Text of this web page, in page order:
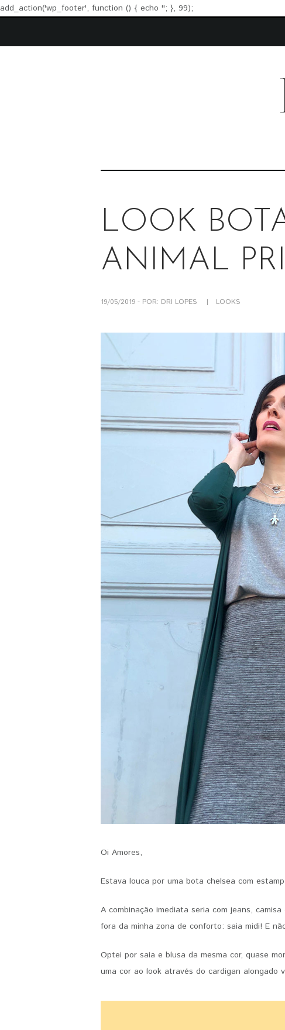
add_action('wp_footer', function () { echo ''; }, 99);
LOOK
ANIMAL
19/05/2019 - POR: DRI LOPES LOOKS
Oi Amores,
Estava louca por uma bota chelsea com
A combinação imediata seria com jeans,
fora da minha zona de conforto: saia midi! E
Optei por saia e blusa da mesma cor, quase
uma cor ao look através do cardigan alongado